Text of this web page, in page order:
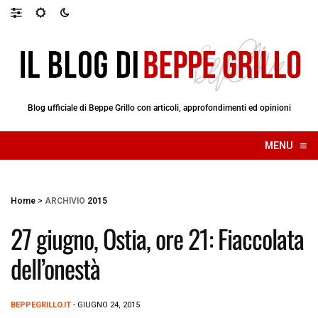
Blog ufficiale di Beppe Grillo con articoli, approfondimenti ed opinioni
MENU ≡
☰
Home > ARCHIVIO 2015
27 giugno, Ostia, ore 21: Fiaccolata
dell’onestà
BEPPEGRILLO.IT - GIUGNO 24, 2015